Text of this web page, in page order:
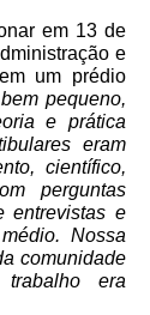
em 13 de
e
um prédio
pequeno,
e prática
eram
científico,
perguntas
entrevistas e
Nossa
comunidade
era